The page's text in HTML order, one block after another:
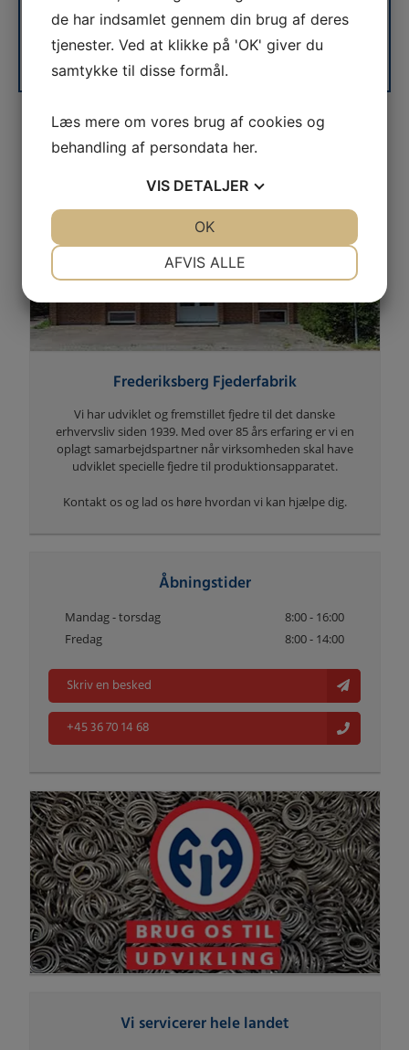
Consent
Dine oplysningervideregives ikke til 3. part.
Kontakt os
Frederiksberg Fjederfabrik
Vi har udviklet og fremstillet fjedre til det danske
erhvervsliv siden 1939. Med over 85 års erfaring er vi en
oplagt samarbejdspartner når virksomheden skal have
udviklet specielle fjedre til produktionsapparatet.
Kontakt os og lad os høre hvordan vi kan hjælpe dig.
Åbningstider
Mandag - torsdag
8:00 - 16:00
Fredag
8:00 - 14:00
+45 36 70 14 68
Skriv en besked
Vi servicerer hele landet
de har indsamlet gennem din brug af deres
tjenester. Ved at klikke på 'OK' giver du
samtykke til disse formål.
Læs mere om vores brug af cookies og
behandling af persondata her.
VIS DETALJER
MARKETING STATISTIK
AFVIS ALLE
OK